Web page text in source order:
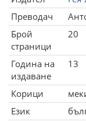
Преводач
Брой
страници
20
Година на
издаване
13
Корици
Език